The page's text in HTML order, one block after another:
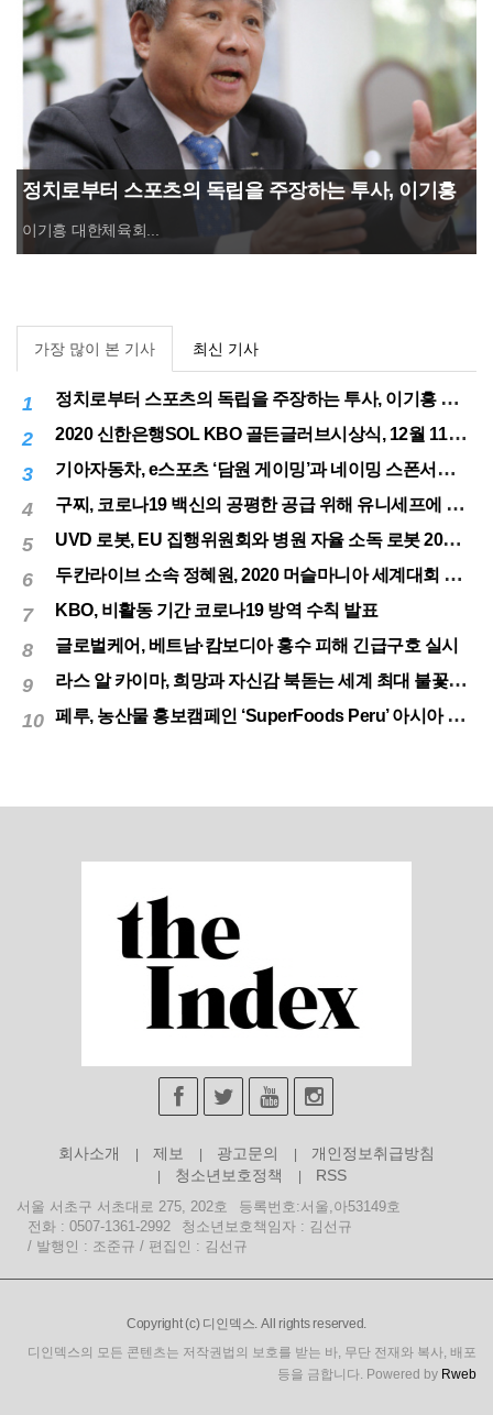
정치로부터 스포츠의 독립을 주장하는 투사, 이기흥
대한체육회장 연임 성공
이기흥 대한체육회...
가장 많이 본 기사 최신 기사
1 정치로부터 스포츠의 독립을 주장하는 투사, 이기흥 대한체육회장 연임 성공
2 2020 신한은행SOL KBO 골든글러브시상식, 12월 11일(금) 시행
3 기아자동차, e스포츠 ‘담원 게이밍’과 네이밍 스폰서십 체결
4 구찌, 코로나19 백신의 공평한 공급 위해 유니세프에 50만달러 기부
5 UVD 로봇, EU 집행위원회와 병원 자율 소독 로봇 200대 공급 계약
6 두칸라이브 소속 정혜원, 2020 머슬마니아 세계대회 우승
7 KBO, 비활동 기간 코로나19 방역 수칙 발표
8 글로벌케어, 베트남·캄보디아 홍수 피해 긴급구호 실시
9 라스 알 카이마, 희망과 자신감 북돋는 세계 최대 불꽃놀이
10 페루, 농산물 홍보캠페인 ‘SuperFoods Peru’ 아시아 진출개척
회사소개 제보 광고문의
개인정보취급방침
청소년보호정책
RSS
서울 서초구 서초대로 275, 202호
등록번호:서울,아53149호
전화 : 0507-1361-2992
청소년보호책임자 : 김선규
/ 발행인 : 조준규 / 편집인 : 김선규
Copyright (c) 디인덱스. All rights reserved.
디인덱스의 모든 콘텐츠는 저작권법의 보호를 받는 바, 무단 전재와 복사, 배포
등을 금합니다. Powered by Rweb